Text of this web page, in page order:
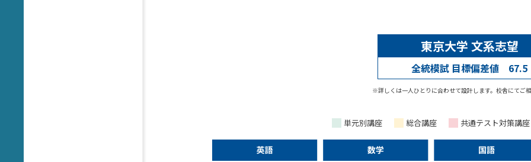
東京大学 文系志望
全統模試 目標偏差値 67.5
※詳しくは一人ひとりに合わせて設計します。校舎にてご
単元別講座 総合講座 共通テスト対策講座